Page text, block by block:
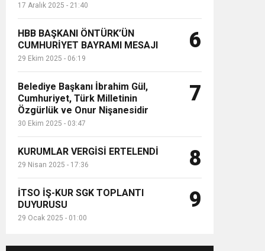
17 Aralık 2025 - 21:40
HBB BAŞKANI ÖNTÜRK’ÜN
CUMHURİYET BAYRAMI MESAJI
29 Ekim 2025 - 06:19
6
Belediye Başkanı İbrahim Gül,
Cumhuriyet, Türk Milletinin
Özgürlük ve Onur Nişanesidir
30 Ekim 2025 - 03:47
7
KURUMLAR VERGİSİ ERTELENDİ
29 Nisan 2025 - 17:36 8
İTSO İŞ-KUR SGK TOPLANTI
DUYURUSU
29 Ocak 2025 - 01:00
9